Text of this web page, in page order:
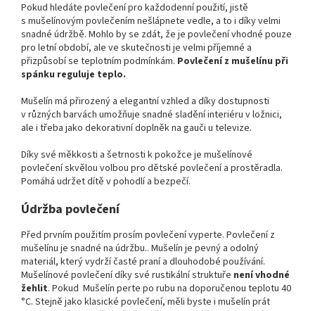
Pokud hledáte povlečení pro každodenní použití, jistě
s mušelínovým povlečením nešlápnete vedle, a to i díky velmi
snadné údržbě. Mohlo by se zdát, že je povlečení vhodné pouze
pro letní období, ale ve skutečnosti je velmi příjemné a
přizpůsobí se teplotním podmínkám. Povlečení z mušelínu při
spánku reguluje teplo.
Mušelín má přirozený a elegantní vzhled a díky dostupnosti
v různých barvách umožňuje snadné sladění interiéru v ložnici,
ale i třeba jako dekorativní doplněk na gauči u televize.
Díky své měkkosti a šetrnosti k pokožce je mušelínové
povlečení skvělou volbou pro dětské povlečení a prostěradla.
Pomáhá udržet dítě v pohodlí a bezpečí.
Údržba povlečení
Před prvním použitím prosím povlečení vyperte. Povlečení z
mušelínu je snadné na údržbu.. Mušelín je pevný a odolný
materiál, který vydrží časté praní a dlouhodobé používání.
Mušelínové povlečení díky své rustikální struktuře není vhodné
žehlit. Pokud Mušelín perte po rubu na doporučenou teplotu 40
°C. Stejně jako klasické povlečení, měli byste i mušelín prát